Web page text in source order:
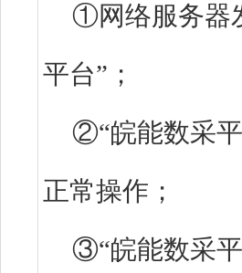
①网络服务器
平台”；
②“皖能数采
正常操作；
③“皖能数采